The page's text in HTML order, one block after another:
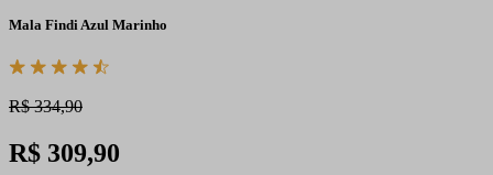
Mala Findi Azul Marinho
R$ 334,90
R$ 309,90